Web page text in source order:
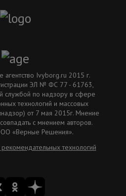
Ivyborg.ru 2015 г.
ЭЛ № ФС 77 - 61763,
службой по надзору в сфере
технологий и массовых
от 7 мая 2015г. Мнение
с мнением авторов.
«Верные Решения».
технологий